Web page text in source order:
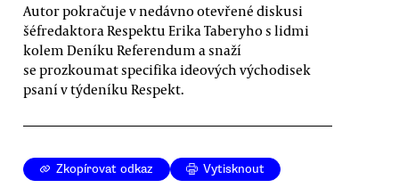
Autor pokračuje v nedávno otevřené diskusi
šéfredaktora Respektu Erika Taberyho s lidmi
kolem Deníku Referendum a snaží
se prozkoumat specifika ideových východisek
psaní v týdeníku Respekt.
Zkopírovat odkaz Vytisknout